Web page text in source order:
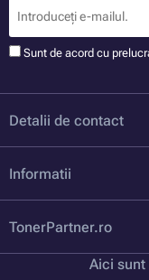
Sunt de acord cu
Detalii de contact
Informatii
TonerPartner.ro
Aici